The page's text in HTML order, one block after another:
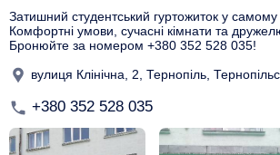
Затишний студентський гуртожиток у самому
Комфортні умови, сучасні кімнати та
Бронюйте за номером +380 352 528 035!
вулиця Клінічна, 2, Тернопіль,
+380 352 528 035